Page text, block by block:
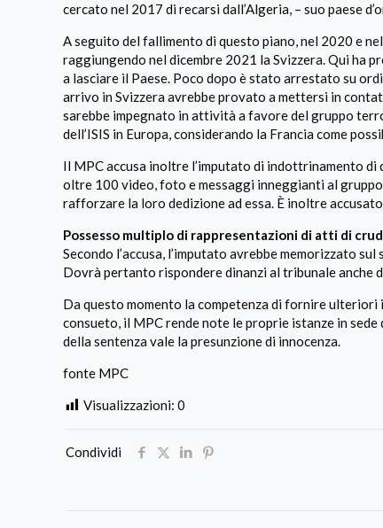
cercato nel 2017 di recarsi dall’Algeria, – suo paese
A seguito del fallimento di questo piano, nel 2020 e
raggiungendo nel dicembre 2021 la Svizzera. Qui ha
a lasciare il Paese. Poco dopo è stato arrestato su
arrivo in Svizzera avrebbe provato a mettersi in
sarebbe impegnato in attività a favore del gruppo
dell’ISIS in Europa, considerando la Francia come
Il MPC accusa inoltre l’imputato di indottrinamento di
oltre 100 video, foto e messaggi inneggianti al
rafforzare la loro dedizione ad essa. È inoltre
Possesso multiplo di rappresentazioni di atti di
Secondo l’accusa, l’imputato avrebbe memorizzato
Dovrà pertanto rispondere dinanzi al tribunale anche
Da questo momento la competenza di fornire ulteriori
consueto, il MPC rende note le proprie istanze in
della sentenza vale la presunzione di innocenza.
fonte MPC
Visualizzazioni: 0
Condividi